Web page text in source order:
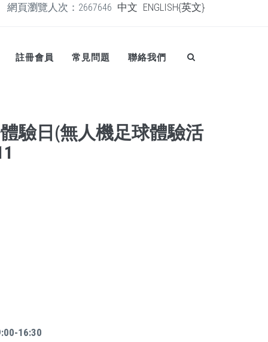
網頁瀏覽人次：2667646 中文 ENGLISH{英文}
註冊會員 常見問題 聯絡我們
驗日(無人機足球體驗活
16:30